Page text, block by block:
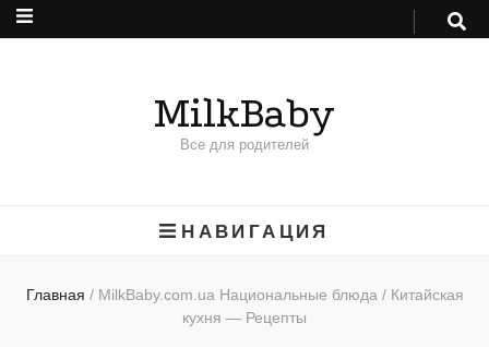
MilkBaby
Все для родителей
НАВИГАЦИЯ
Главная / MilkBaby.com.ua Национальные блюда / Китайская
кухня — Рецепты